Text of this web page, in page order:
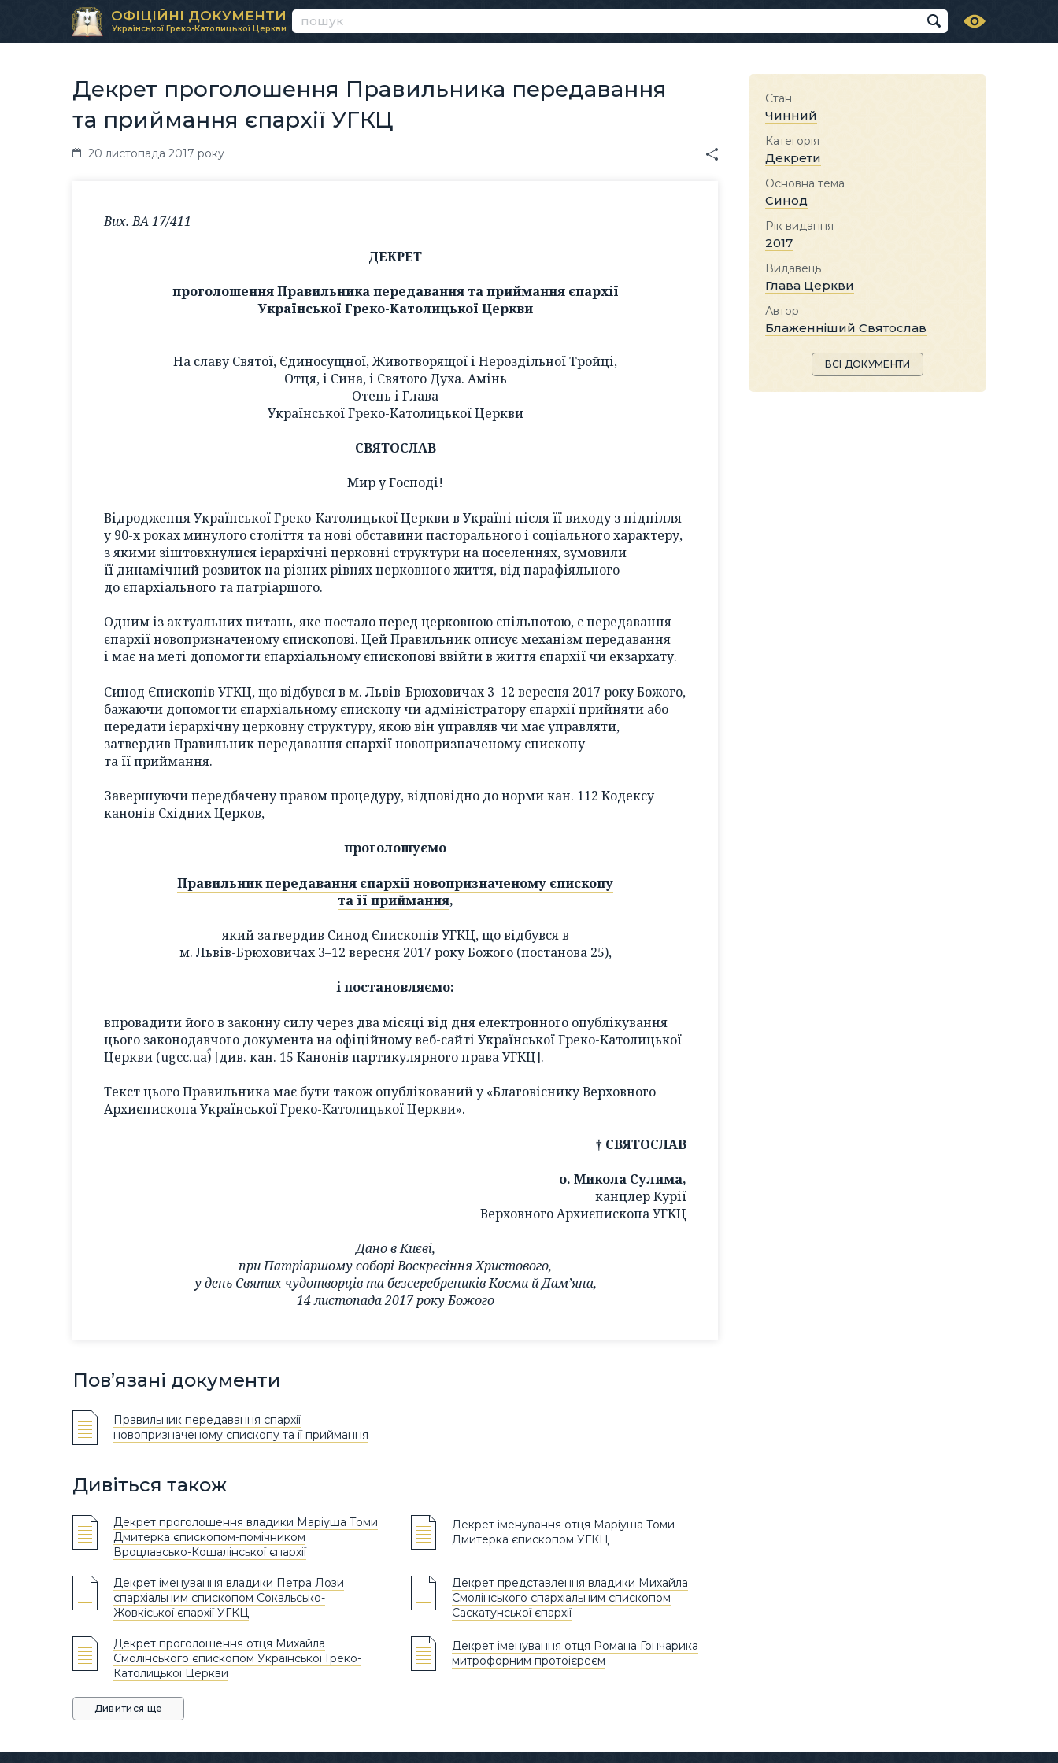
ОФІЦІЙНІ ДОКУМЕНТИ
Української Греко-Католицької Церкви
Декрет проголошення Правильника передавання
та приймання єпархії УГКЦ
20 листопада 2017 року
Вих. ВА 17/411
ДЕКРЕТ
проголошення Правильника передавання та приймання єпархії
Української Греко-Католицької Церкви
На славу Святої, Єдиносущної, Животворящої і Нероздільної Тройці,
Отця, і Сина, і Святого Духа. Амінь
Отець і Глава
Української Греко-Католицької Церкви
СВЯТОСЛАВ
Мир у Господі!
Відродження Української Греко-Католицької Церкви в Україні після її виходу з підпілля
у 90-х роках минулого століття та нові обставини пасторального і соціального характеру,
з якими зіштовхнулися ієрархічні церковні структури на поселеннях, зумовили
її динамічний розвиток на різних рівнях церковного життя, від парафіяльного
до єпархіального та патріаршого.
Одним із актуальних питань, яке постало перед церковною спільнотою, є передавання
єпархії новопризначеному єпископові. Цей Правильник описує механізм передавання
і має на меті допомогти єпархіальному єпископові ввійти в життя єпархії чи екзархату.
Синод Єпископів УГКЦ, що відбувся в м. Львів-Брюховичах 3–12 вересня 2017 року Божого,
бажаючи допомогти єпархіальному єпископу чи адміністратору єпархії прийняти або
передати ієрархічну церковну структуру, якою він управляв чи має управляти,
затвердив Правильник передавання єпархії новопризначеному єпископу
та її приймання.
Завершуючи передбачену правом процедуру, відповідно до норми кан. 112 Кодексу
канонів Східних Церков,
проголошуємо
Правильник передавання єпархії новопризначеному єпископу
та її приймання,
який затвердив Синод Єпископів УГКЦ, що відбувся в
м. Львів-Брюховичах 3–12 вересня 2017 року Божого (постанова 25),
і постановляємо:
впровадити його в законну силу через два місяці від дня електронного опублікування
цього законодавчого документа на офіційному веб-сайті Української Греко-Католицької
Церкви (ugcc.ua) [див. кан. 15 Канонів партикулярного права УГКЦ].
Текст цього Правильника має бути також опублікований у «Благовіснику Верховного
Архиєпископа Української Греко-Католицької Церкви».
† СВЯТОСЛАВ
о. Микола Сулима,
канцлер Курії
Верховного Архиєпископа УГКЦ
Дано в Києві,
при Патріаршому соборі Воскресіння Христового,
у день Святих чудотворців та безсеребреників Косми й Дам’яна,
14 листопада 2017 року Божого
Пов’язані документи
Правильник передавання єпархії
новопризначеному єпископу та її приймання
Дивіться також
Декрет проголошення владики Маріуша Томи
Дмитерка єпископом-помічником
Вроцлавсько-Кошалінської єпархії
Декрет іменування отця Маріуша Томи
Дмитерка єпископом УГКЦ
Декрет іменування владики Петра Лози
єпархіальним єпископом Сокальсько-
Жовкіської єпархії УГКЦ
Декрет представлення владики Михайла
Смолінського єпархіальним єпископом
Саскатунської єпархії
Декрет проголошення отця Михайла
Смолінського єпископом Української Греко-
Католицької Церкви
Декрет іменування отця Романа Гончарика
митрофорним протоієреєм
Дивитися ще
Стан
Чинний
Категорія
Декрети
Основна тема
Синод
Рік видання
2017
Видавець
Глава Церкви
Автор
Блаженніший Святослав
ВСІ ДОКУМЕНТИ